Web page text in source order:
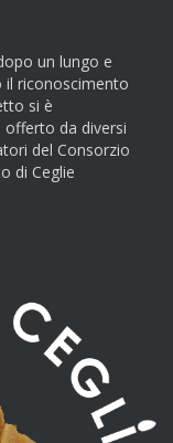
un lungo e
riconoscimento
si è
da diversi
del Consorzio
di Ceglie